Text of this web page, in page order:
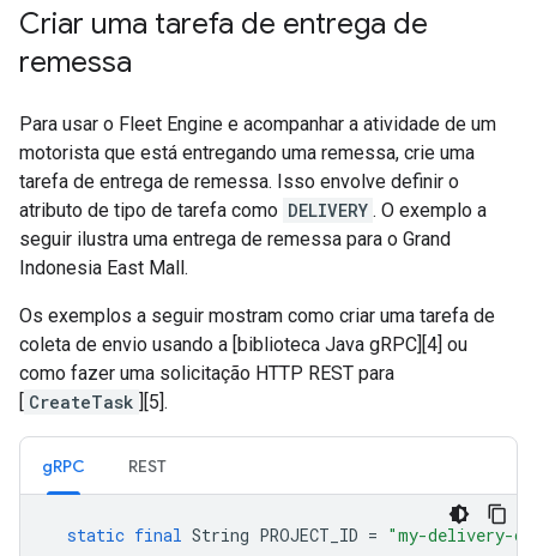
Criar uma tarefa de entrega de
remessa
Para usar o Fleet Engine e acompanhar a atividade de um
motorista que está entregando uma remessa, crie uma
tarefa de entrega de remessa. Isso envolve definir o
atributo de tipo de tarefa como DELIVERY . O exemplo a
seguir ilustra uma entrega de remessa para o Grand
Indonesia East Mall.
Os exemplos a seguir mostram como criar uma tarefa de
coleta de envio usando a [biblioteca Java gRPC][4] ou
como fazer uma solicitação HTTP REST para
[ CreateTask ][5].
gRPC REST
static final String PROJECT_ID = "my-delivery-